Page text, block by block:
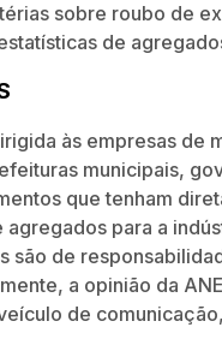
sobre roubo de
de
às empresas de
municipais,
que tenham
para a
são de
a opinião da
de